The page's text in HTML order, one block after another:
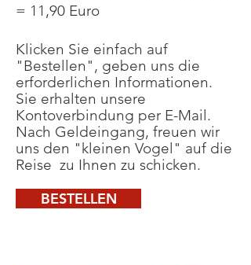
= 11,90 Euro
Klicken Sie einfach auf
"Bestellen", geben uns die
erforderlichen Informationen.
Sie erhalten unsere
Kontoverbindung per E-Mail.
Nach Geldeingang, freuen wir
uns den "kleinen Vogel" auf die
Reise zu Ihnen zu schicken.
BESTELLEN